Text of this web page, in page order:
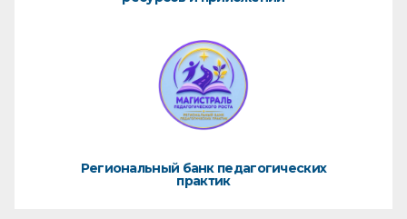
Региональный банк педагогических
практик